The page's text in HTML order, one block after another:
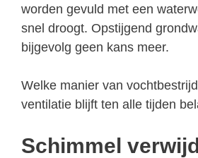
worden gevuld met een
snel droogt. Opstijgend
bijgevolg geen kans meer.
Welke manier van
ventilatie blijft ten alle tijden
Schimmel